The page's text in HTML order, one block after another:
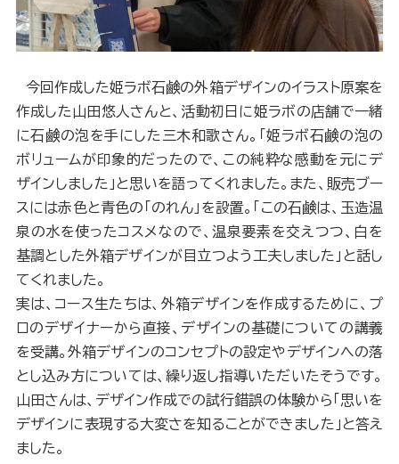
今回作成した姫ラボ石鹸の外箱デザインのイラスト原案を
作成した山田悠人さんと、活動初日に姫ラボの店舗で一緒
に石鹸の泡を手にした三木和歌さん。「姫ラボ石鹸の泡の
ボリュームが印象的だったので、この純粋な感動を元にデ
ザインしました」と思いを語ってくれました。また、販売ブー
スには赤色と青色の「のれん」を設置。「この石鹸は、玉造温
泉の水を使ったコスメなので、温泉要素を交えつつ、白を
基調とした外箱デザインが目立つよう工夫しました」と話し
てくれました。
実は、コース生たちは、外箱デザインを作成するために、プ
ロのデザイナーから直接、デザインの基礎についての講義
を受講。外箱デザインのコンセプトの設定やデザインへの落
とし込み方については、繰り返し指導いただいたそうです。
山田さんは、デザイン作成での試行錯誤の体験から「思いを
デザインに表現する大変さを知ることができました」と答え
ました。